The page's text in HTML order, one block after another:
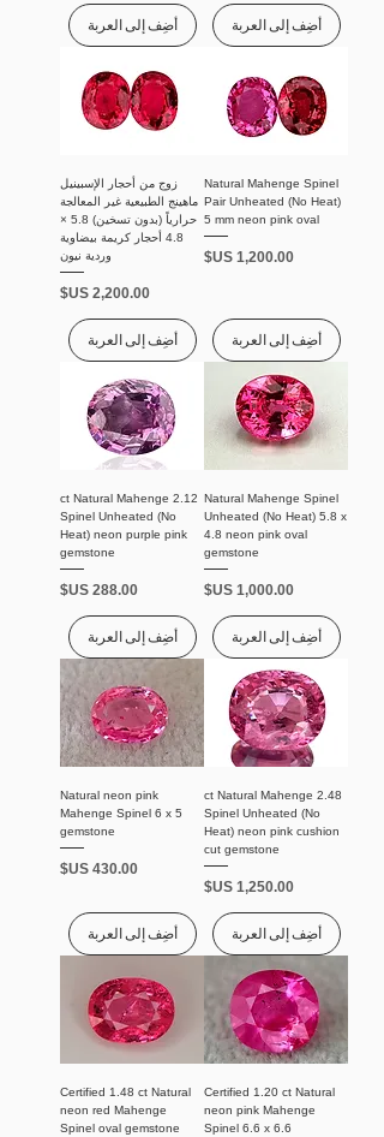
أضِف إلى العربة أضِف إلى العربة
Natural Mahenge Spinel
Pair Unheated (No Heat)
5 mm neon pink oval
السعر
أضِف إلى العربة
زوج من أحجار الإسبينيل
ماهينج الطبيعية غير المعالجة
حرارياً (بدون تسخين) 5.8 ×
4.8 أحجار كريمة بيضاوية
وردية نيون
السعر
أضِف إلى العربة
Natural Mahenge Spinel
Unheated (No Heat) 5.8 x
4.8 neon pink oval
gemstone
السعر
أضِف إلى العربة
2.12 ct Natural Mahenge
Spinel Unheated (No
Heat) neon purple pink
gemstone
السعر
أضِف إلى العربة
2.48 ct Natural Mahenge
Spinel Unheated (No
Heat) neon pink cushion
cut gemstone
السعر
أضِف إلى العربة
Natural neon pink
Mahenge Spinel 6 x 5
gemstone
السعر
أضِف إلى العربة
Certified 1.20 ct Natural
neon pink Mahenge
Spinel 6.6 x 6.6
Certified 1.48 ct Natural
neon red Mahenge
Spinel oval gemstone